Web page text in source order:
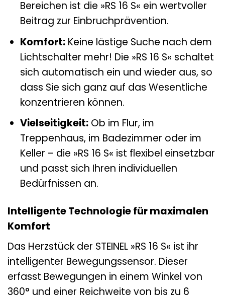
Bereichen ist die »RS 16 S« ein wertvoller
Beitrag zur Einbruchprävention.
Komfort:Keine lästige Suche nach dem
Lichtschalter mehr! Die »RS 16 S« schaltet
sich automatisch ein und wieder aus, so
dass Sie sich ganz auf das Wesentliche
konzentrieren können.
Vielseitigkeit:Ob im Flur, im
Treppenhaus, im Badezimmer oder im
Keller – die »RS 16 S« ist flexibel einsetzbar
und passt sich Ihren individuellen
Bedürfnissen an.
Intelligente Technologie für maximalen
Komfort
Das Herzstück der STEINEL »RS 16 S« ist ihr
intelligenter Bewegungssensor. Dieser
erfasst Bewegungen in einem Winkel von
360° und einer Reichweite von bis zu 6